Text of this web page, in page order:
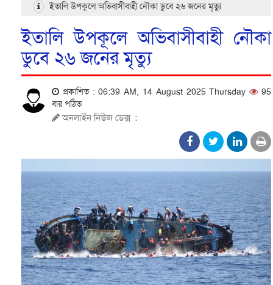
ইতালি উপকূলে অভিবাসীবাহী নৌকা ডুবে ২৬ জনের মৃত্যু
ইতালি উপকূলে অভিবাসীবাহী নৌকা
ডুবে ২৬ জনের মৃত্যু
প্রকাশিত : 06:39 AM, 14 August 2025 Thursday
95
বার পঠিত
অনলাইন নিউজ ডেক্স :